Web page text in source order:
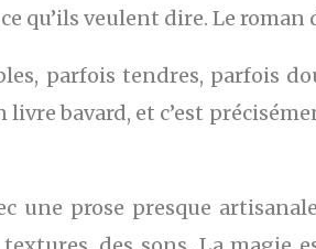
qu’ils veulent dire. Le
parfois tendres, parfois
bavard, et c’est
une prose presque